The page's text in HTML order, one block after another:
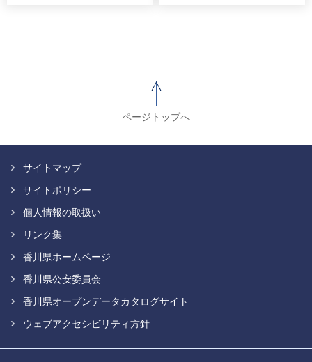
ページトップへ
サイトマップ
サイトポリシー
個人情報の取扱い
リンク集
香川県ホームページ
香川県公安委員会
香川県オープンデータカタログサイト
ウェブアクセシビリティ方針